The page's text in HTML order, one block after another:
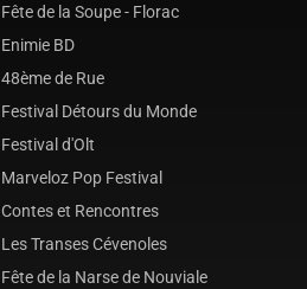
Fête de la Soupe - Florac
Enimie BD
48ème de Rue
Festival Détours du Monde
Festival d'Olt
Marveloz Pop Festival
Contes et Rencontres
Les Transes Cévenoles
Fête de la Narse de Nouviale